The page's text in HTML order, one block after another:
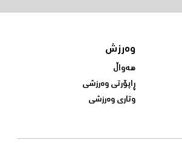
وەرزش
هەواڵ
ڕاپۆرتی وەرزشی
وتاری وەرزشی